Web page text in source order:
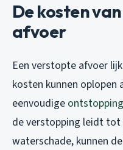
De kosten
afvoer
Een verstopte afvoer
kosten kunnen oplopen
eenvoudige ontstopping
de verstopping leidt
waterschade, kunnen